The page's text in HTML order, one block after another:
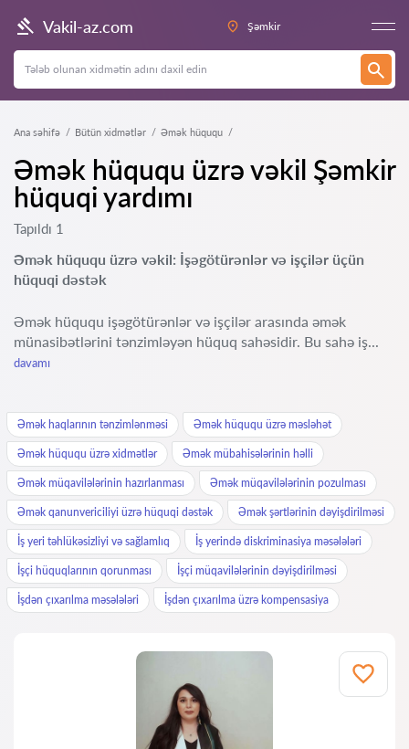
Vakil-az.com Şəmkir
Ana səhifə Bütün xidmətlər Əmək hüququ
Əmək hüququ üzrə vəkil Şəmkir
hüquqi yardımı
Tapıldı 1
Əmək hüququ üzrə vəkil: İşəgötürənlər və işçilər üçün
hüquqi dəstək
Əmək hüququ işəgötürənlər və işçilər arasında əmək
münasibətlərini tənzimləyən hüquq sahəsidir. Bu sahə iş...
davamı
Əmək haqlarının tənzimlənməsi Əmək hüququ üzrə məsləhət
Əmək hüququ üzrə xidmətlər Əmək mübahisələrinin həlli
Əmək müqavilələrinin hazırlanması Əmək müqavilələrinin pozulması
Əmək qanunvericiliyi üzrə hüquqi dəstək Əmək şərtlərinin dəyişdirilməsi
İş yeri təhlükəsizliyi və sağlamlıq İş yerində diskriminasiya məsələləri
İşçi hüquqlarının qorunması İşçi müqavilələrinin dəyişdirilməsi
İşdən çıxarılma məsələləri İşdən çıxarılma üzrə kompensasiya